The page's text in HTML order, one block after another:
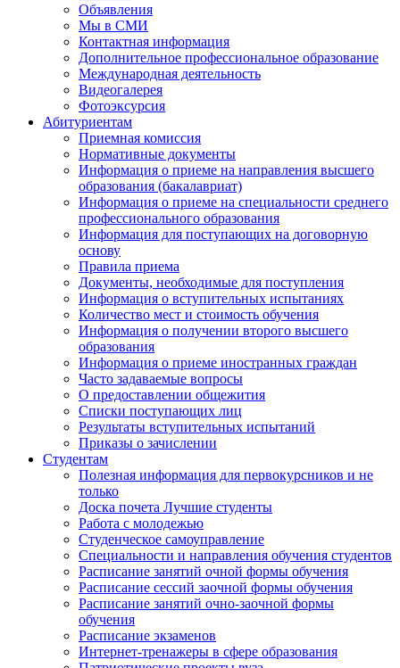
Объявления
Мы в СМИ
Контактная информация
Дополнительное профессиональное образование
Международная деятельность
Видеогалерея
Фотоэксурсия
Абитуриентам
Приемная комиссия
Нормативные документы
Информация о приеме на направления высшего
образования (бакалавриат)
Информация о приеме на специальности среднего
профессионального образования
Информация для поступающих на договорную
основу
Правила приема
Документы, необходимые для поступления
Информация о вступительных испытаниях
Количество мест и стоимость обучения
Информация о получении второго высшего
образования
Информация о приеме иностранных граждан
Часто задаваемые вопросы
О предоставлении общежития
Списки поступающих лиц
Результаты вступительных испытаний
Приказы о зачислении
Студентам
Полезная информация для первокурсников и не
только
Доска почета Лучшие студенты
Работа с молодежью
Студенческое самоуправление
Специальности и направления обучения студентов
Расписание занятий очной формы обучения
Расписание сессий заочной формы обучения
Расписание занятий очно-заочной формы
обучения
Расписание экзаменов
Интернет-тренажеры в сфере образования